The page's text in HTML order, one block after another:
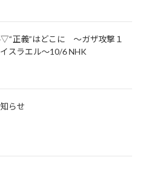
正義”はどこに ～ガザ攻撃１
スラエル～10/6 NHK
らせ